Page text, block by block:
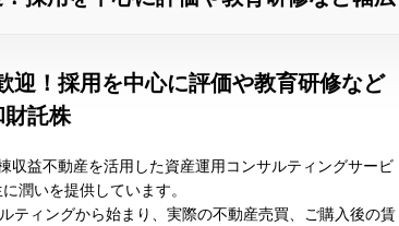
！採用を中心に評価や教育研修など
託株
収益不動産を活用した資産運用コンサルティングサービ
潤いを提供しています。
ティングから始まり、実際の不動産売買、ご購入後の賃